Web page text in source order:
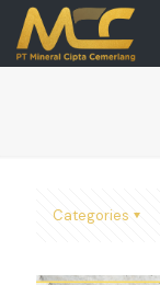
Categories